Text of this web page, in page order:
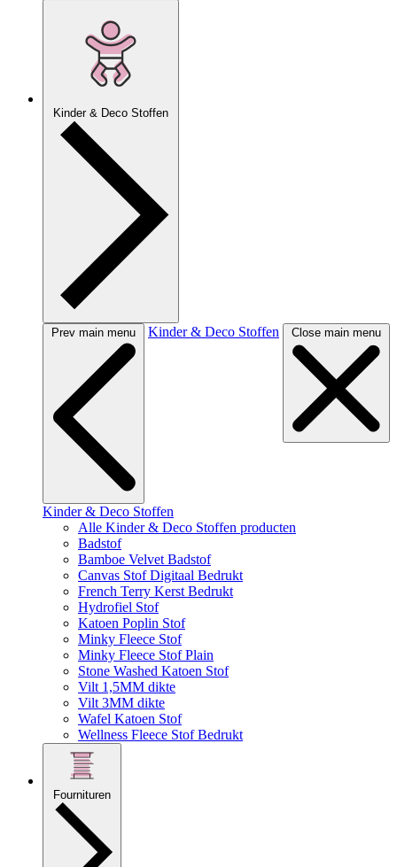
Kinder & Deco Stoffen
Prev main menu Kinder & Deco Stoffen Close main menu
Kinder & Deco Stoffen
Alle Kinder & Deco Stoffen producten
Badstof
Bamboe Velvet Badstof
Canvas Stof Digitaal Bedrukt
French Terry Kerst Bedrukt
Hydrofiel Stof
Katoen Poplin Stof
Minky Fleece Stof
Minky Fleece Stof Plain
Stone Washed Katoen Stof
Vilt 1,5MM dikte
Vilt 3MM dikte
Wafel Katoen Stof
Wellness Fleece Stof Bedrukt
Fournituren